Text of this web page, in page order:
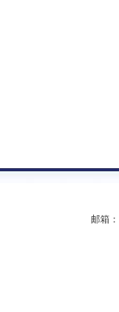
邮箱：